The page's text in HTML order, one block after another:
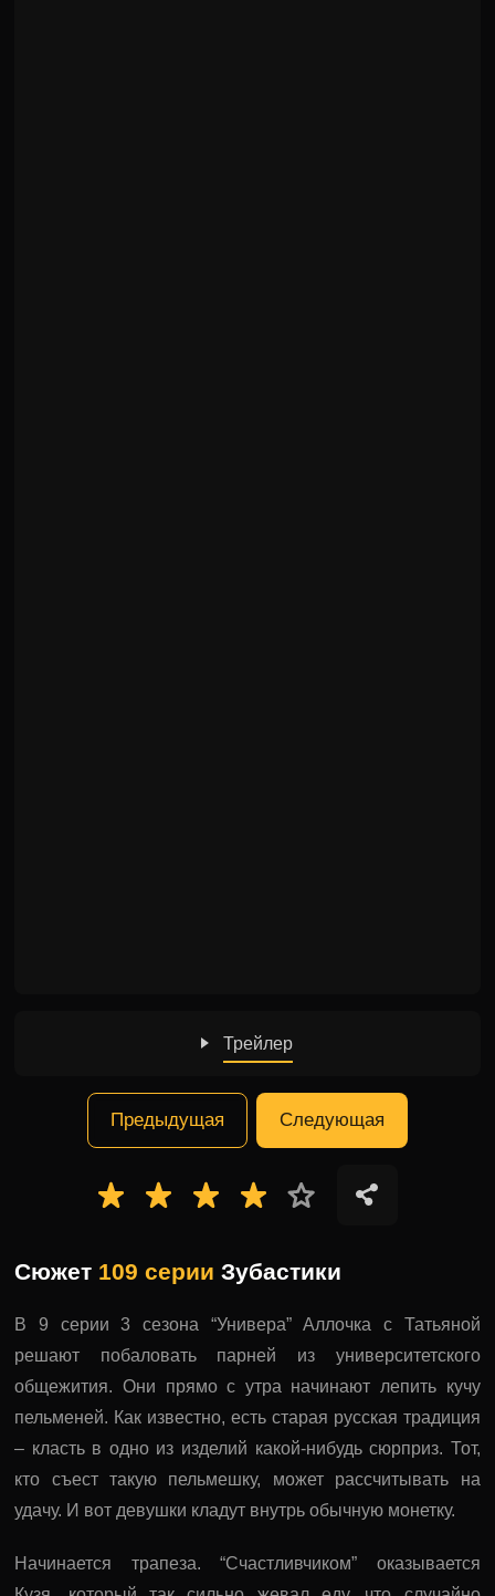
Трейлер
Предыдущая Следующая
Сюжет 109 серии Зубастики
В 9 серии 3 сезона “Универа” Аллочка с Татьяной
решают побаловать парней из университетского
общежития. Они прямо с утра начинают лепить кучу
пельменей. Как известно, есть старая русская традиция
– класть в одно из изделий какой-нибудь сюрприз. Тот,
кто съест такую пельмешку, может рассчитывать на
удачу. И вот девушки кладут внутрь обычную монетку.
Начинается трапеза. “Счастливчиком” оказывается